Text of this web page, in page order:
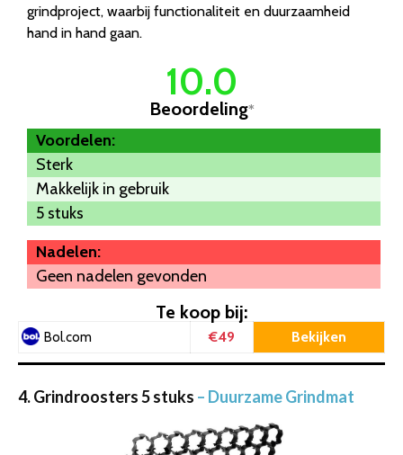
grindproject, waarbij functionaliteit en duurzaamheid
hand in hand gaan.
10.0
Beoordeling*
Voordelen:
Sterk
Makkelijk in gebruik
5 stuks
Nadelen:
Geen nadelen gevonden
Te koop bij:
Bol.com €49 Bekijken
4. Grindroosters 5 stuks – Duurzame Grindmat